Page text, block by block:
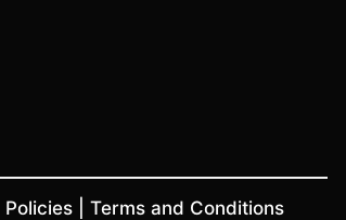
Policies Terms and Conditions